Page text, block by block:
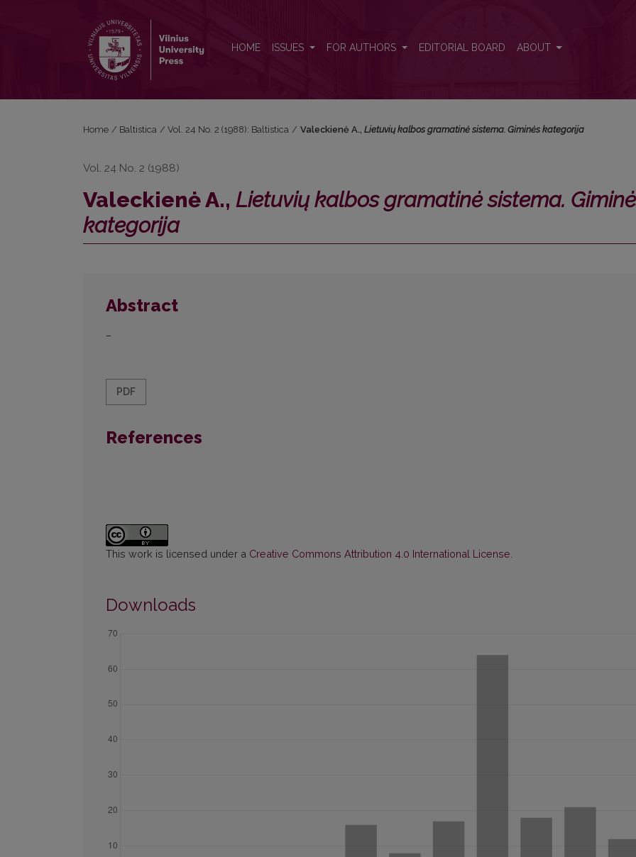
HOME ISSUES FOR AUTHORS EDITORIAL BOARD ABOUT
Home / Baltistica / Vol. 24 No. 2 (1988): Baltistica / Valeckienė A., Lietuvių kalbos gramatinė sistema. Giminės kategorija
Vol. 24 No. 2 (1988)
Valeckienė A., Lietuvių kalbos gramatinė sistema.
kategorija
Abstract
–
PDF
References
This work is licensed under a Creative Commons Attribution 4.0 International License
Downloads